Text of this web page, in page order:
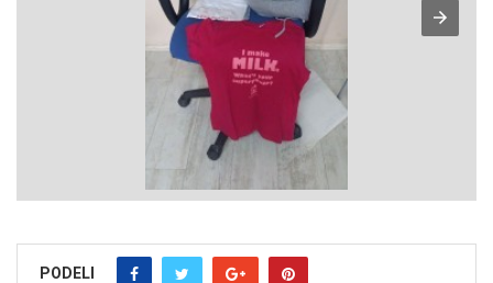
PODELI